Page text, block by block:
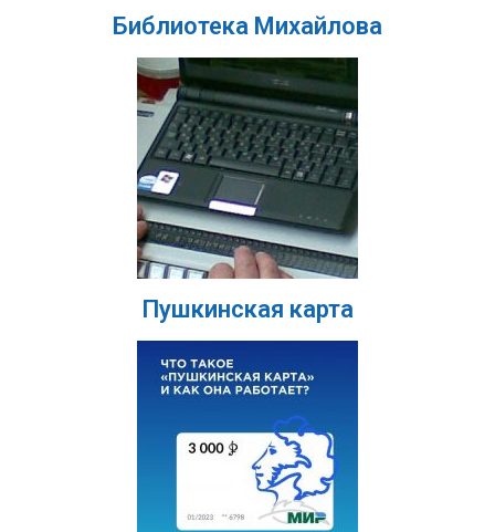
Библиотека Михайлова
Пушкинская карта